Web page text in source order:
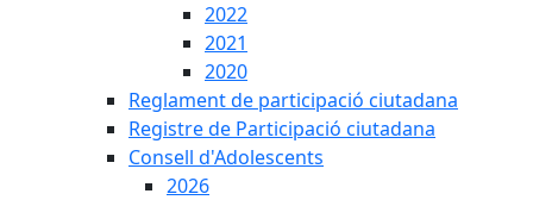
2022
2021
2020
Reglament de participació ciutadana
Registre de Participació ciutadana
Consell d'Adolescents
2026